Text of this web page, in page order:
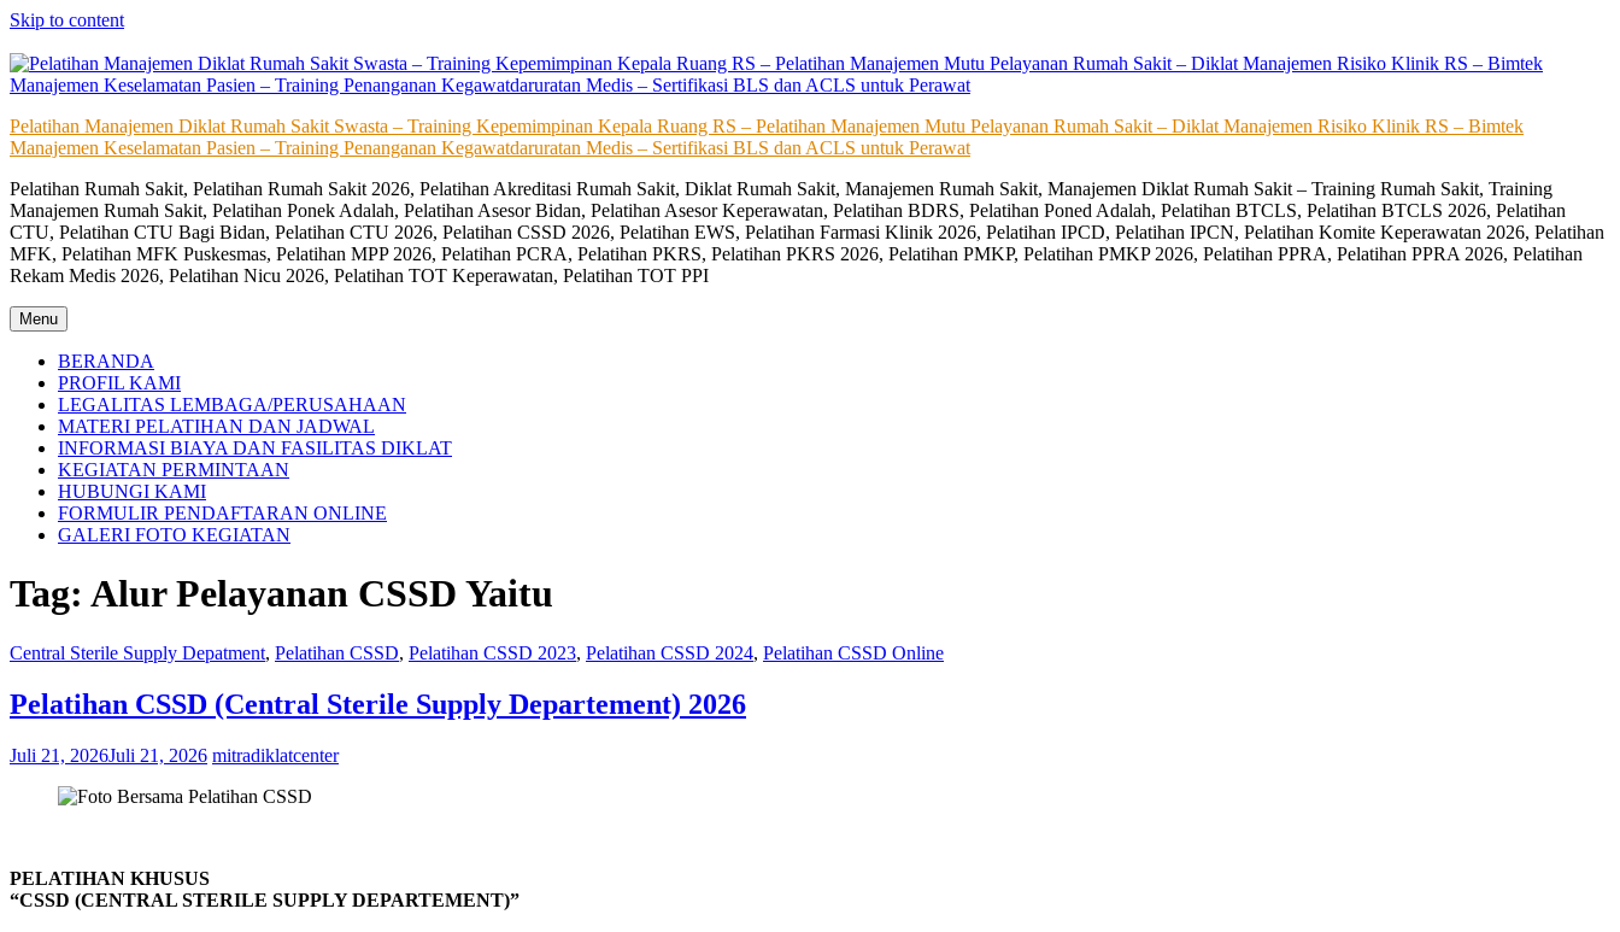
Skip to content
Pelatihan Manajemen Diklat Rumah Sakit Swasta – Training Kepemimpinan Kepala Ruang RS – Pelatihan Manajemen Mutu Pelayanan Rumah Sakit – Diklat Manajemen Risiko Klinik RS – Bimtek
Manajemen Keselamatan Pasien – Training Penanganan Kegawatdaruratan Medis – Sertifikasi BLS dan ACLS untuk Perawat
Pelatihan Rumah Sakit, Pelatihan Rumah Sakit 2026, Pelatihan Akreditasi Rumah Sakit, Diklat Rumah Sakit, Manajemen Rumah Sakit, Manajemen Diklat Rumah Sakit – Training Rumah Sakit, Training
Manajemen Rumah Sakit, Pelatihan Ponek Adalah, Pelatihan Asesor Bidan, Pelatihan Asesor Keperawatan, Pelatihan BDRS, Pelatihan Poned Adalah, Pelatihan BTCLS, Pelatihan BTCLS 2026, Pelatihan
CTU, Pelatihan CTU Bagi Bidan, Pelatihan CTU 2026, Pelatihan CSSD 2026, Pelatihan EWS, Pelatihan Farmasi Klinik 2026, Pelatihan IPCD, Pelatihan IPCN, Pelatihan Komite Keperawatan 2026, Pelatihan
MFK, Pelatihan MFK Puskesmas, Pelatihan MPP 2026, Pelatihan PCRA, Pelatihan PKRS, Pelatihan PKRS 2026, Pelatihan PMKP, Pelatihan PMKP 2026, Pelatihan PPRA, Pelatihan PPRA 2026, Pelatihan
Rekam Medis 2026, Pelatihan Nicu 2026, Pelatihan TOT Keperawatan, Pelatihan TOT PPI
Menu
BERANDA
PROFIL KAMI
LEGALITAS LEMBAGA/PERUSAHAAN
MATERI PELATIHAN DAN JADWAL
INFORMASI BIAYA DAN FASILITAS DIKLAT
KEGIATAN PERMINTAAN
HUBUNGI KAMI
FORMULIR PENDAFTARAN ONLINE
GALERI FOTO KEGIATAN
Tag: Alur Pelayanan CSSD Yaitu
Central Sterile Supply Depatment, Pelatihan CSSD, Pelatihan CSSD 2023, Pelatihan CSSD 2024, Pelatihan CSSD Online
Pelatihan CSSD (Central Sterile Supply Departement) 2026
Juli 21, 2026Juli 21, 2026 mitradiklatcenter
PELATIHAN KHUSUS
“CSSD (CENTRAL STERILE SUPPLY DEPARTEMENT)”